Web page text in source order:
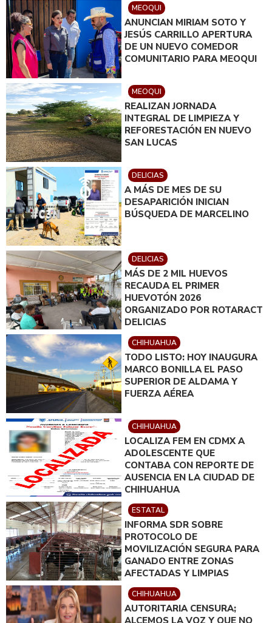
MEOQUI
ANUNCIAN MIRIAM SOTO Y
JESÚS CARRILLO APERTURA
DE UN NUEVO COMEDOR
COMUNITARIO PARA MEOQUI
MEOQUI
REALIZAN JORNADA
INTEGRAL DE LIMPIEZA Y
REFORESTACIÓN EN NUEVO
SAN LUCAS
DELICIAS
A MÁS DE MES DE SU
DESAPARICIÓN INICIAN
BÚSQUEDA DE MARCELINO
DELICIAS
MÁS DE 2 MIL HUEVOS
RECAUDA EL PRIMER
HUEVOTÓN 2026
ORGANIZADO POR ROTARACT
DELICIAS
CHIHUAHUA
TODO LISTO: HOY INAUGURA
MARCO BONILLA EL PASO
SUPERIOR DE ALDAMA Y
FUERZA AÉREA
CHIHUAHUA
LOCALIZA FEM EN CDMX A
ADOLESCENTE QUE
CONTABA CON REPORTE DE
AUSENCIA EN LA CIUDAD DE
CHIHUAHUA
ESTATAL
INFORMA SDR SOBRE
PROTOCOLO DE
MOVILIZACIÓN SEGURA PARA
GANADO ENTRE ZONAS
AFECTADAS Y LIMPIAS
CHIHUAHUA
AUTORITARIA CENSURA;
ALCEMOS LA VOZ Y QUE NO